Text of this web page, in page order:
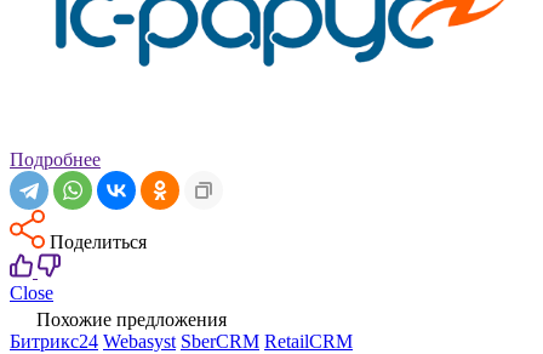
Подробнее
Поделиться
Close
Похожие предложения
Битрикс24 Webasyst SberCRM RetailCRM